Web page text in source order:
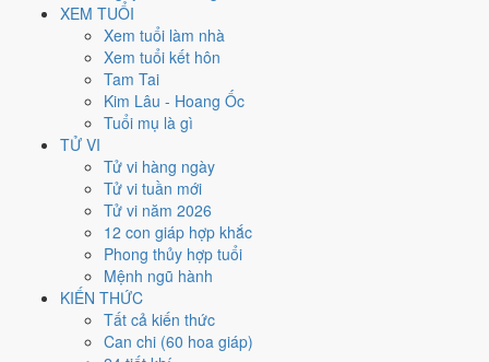
XEM TUỔI
Xem tuổi làm nhà
Xem tuổi kết hôn
Tam Tai
Kim Lâu - Hoang Ốc
Tuổi mụ là gì
TỬ VI
Tử vi hàng ngày
Tử vi tuần mới
Tử vi năm 2026
12 con giáp hợp khắc
Phong thủy hợp tuổi
Mệnh ngũ hành
KIẾN THỨC
Tất cả kiến thức
Can chi (60 hoa giáp)
Giáp Tý
Kỷ Dậu
Ngày Kỷ Sửu có TrựcChấp(ngày nắm giữ, bắt giữ) và gặp Sao
Đường hoàng đạo . Điểm trung bình 7 việc chính
Ngày Bình Hòa, phù hợp với công việc thường ngày.
Tỵ, Dậu, Týhợp ngày; tuổiMùi
Ngày 27/8/2029 tốt hay xấu cho
việc gì?